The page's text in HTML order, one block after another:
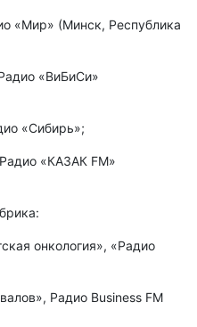
«Мир» (Минск, Республика
«ВиБиСи»
«Сибирь»;
«КАЗАК FM»
онкология», «Радио
Радио Business FM